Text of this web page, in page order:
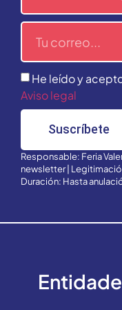
He leído y
Aviso legal
Suscríbete
Responsable: Feria
newsletter |
Duración: Hasta